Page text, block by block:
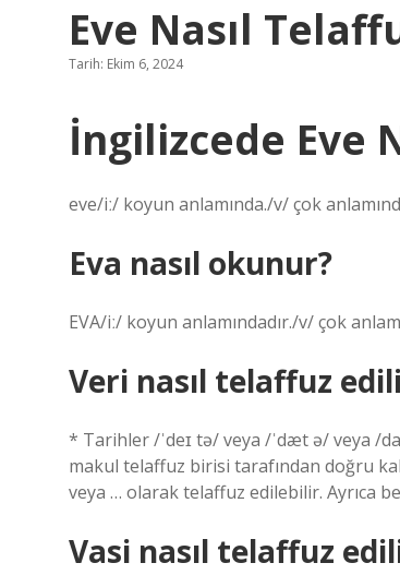
Eve Nasıl
Tarih: Ekim 6, 2024
İngilizcede Eve
eve/iː/ koyun anlamında./v/ çok
Eva nasıl okunur?
EVA/iː/ koyun anlamındadır./v/ çok
Veri nasıl telaffuz
* Tarihler /ˈdeɪ tə/ veya /ˈdæt ə/ veya /
makul telaffuz birisi tarafından doğru
veya … olarak telaffuz edilebilir. Ayrıca
Vasi nasıl telaffuz